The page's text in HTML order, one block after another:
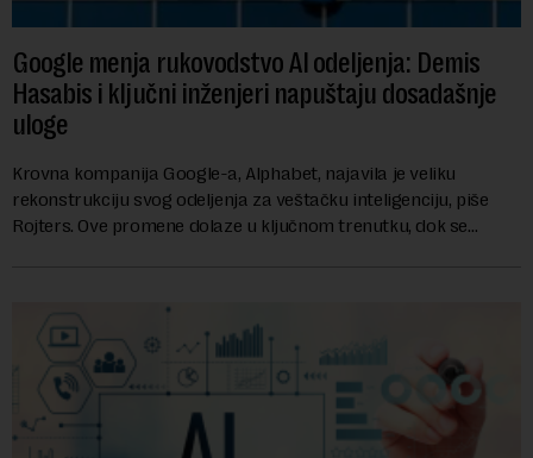
Google menja rukovodstvo AI odeljenja: Demis
Hasabis i ključni inženjeri napuštaju dosadašnje
uloge
Krovna kompanija Google-a, Alphabet, najavila je veliku
rekonstrukciju svog odeljenja za veštačku inteligenciju, piše
Rojters. Ove promene dolaze u ključnom trenutku, dok se